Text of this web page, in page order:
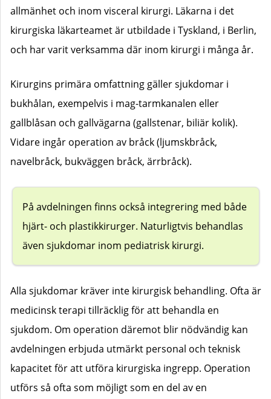
allmänhet och inom visceral kirurgi. Läkarna i det
kirurgiska läkarteamet är utbildade i Tyskland, i Berlin,
och har varit verksamma där inom kirurgi i många år.
Kirurgins primära omfattning gäller sjukdomar i
bukhålan, exempelvis i mag-tarmkanalen eller
gallblåsan och gallvägarna (gallstenar, biliär kolik).
Vidare ingår operation av bråck (ljumskbråck,
navelbråck, bukväggen bråck, ärrbråck).
På avdelningen finns också integrering med både
hjärt- och plastikkirurger. Naturligtvis behandlas
även sjukdomar inom pediatrisk kirurgi.
Alla sjukdomar kräver inte kirurgisk behandling. Ofta är
medicinsk terapi tillräcklig för att behandla en
sjukdom. Om operation däremot blir nödvändig kan
avdelningen erbjuda utmärkt personal och teknisk
kapacitet för att utföra kirurgiska ingrepp. Operation
utförs så ofta som möjligt som en del av en